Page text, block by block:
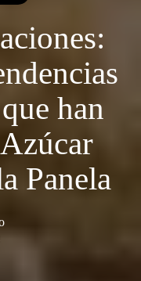
han
Panela